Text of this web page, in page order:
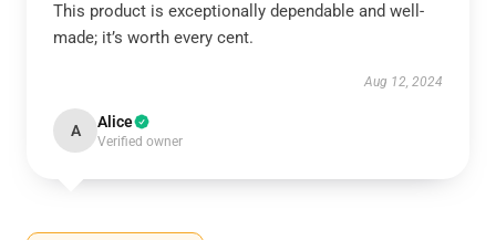
This product is exceptionally dependable and well-
made; it’s worth every cent.
Aug 12, 2024
A Alice
Verified owner